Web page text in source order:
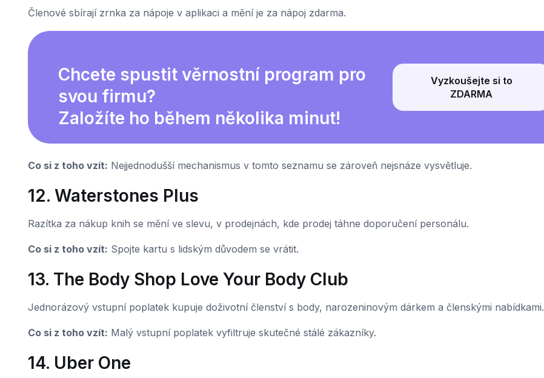
Členové sbírají zrnka za nápoje v aplikaci a mění je za nápoj zdarma.
Chcete spustit věrnostní program pro
svou firmu?
Založíte ho během několika minut!
Vyzkoušejte si to
ZDARMA
Co si z toho vzít: Nejjednodušší mechanismus v tomto seznamu se zároveň nejsnáze vysvětluje.
12. Waterstones Plus
Razítka za nákup knih se mění ve slevu, v prodejnách, kde prodej táhne doporučení personálu.
Co si z toho vzít: Spojte kartu s lidským důvodem se vrátit.
13. The Body Shop Love Your Body Club
Jednorázový vstupní poplatek kupuje doživotní členství s body, narozeninovým dárkem a členskými nabídkami.
Co si z toho vzít: Malý vstupní poplatek vyfiltruje skutečné stálé zákazníky.
14. Uber One